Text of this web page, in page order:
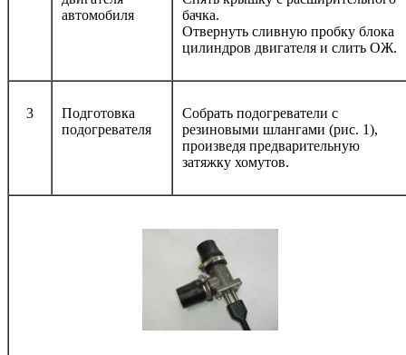
автомобиля
бачка.
Отвернуть сливную пробку блока
цилиндров двигателя и слить ОЖ.
3
Подготовка
подогревателя
Собрать подогреватели с
резиновыми шлангами (рис. 1),
произведя предварительную
затяжку хомутов.